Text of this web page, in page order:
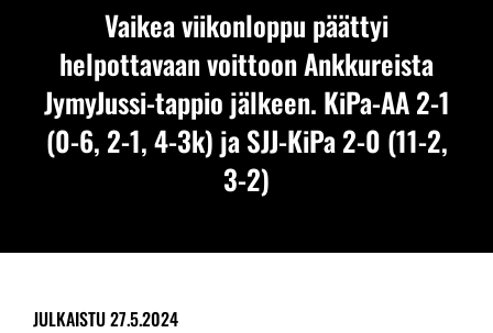
Vaikea viikonloppu päättyi
helpottavaan voittoon Ankkureista
JymyJussi-tappio jälkeen. KiPa-AA 2-1
(0-6, 2-1, 4-3k) ja SJJ-KiPa 2-0 (11-2,
3-2)
JULKAISTU27.5.2024